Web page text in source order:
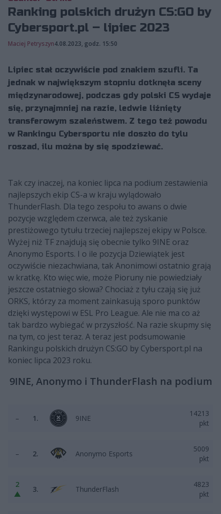
Ranking polskich drużyn CS:GO by
Cybersport.pl – lipiec 2023
Maciej Petryszyn4.08.2023, godz. 15:50
Lipiec stał oczywiście pod znakiem szufli. Ta
jednak w największym stopniu dotknęła sceny
międzynarodowej, podczas gdy polski CS wydaje
się, przynajmniej na razie, ledwie liźnięty
transferowym szaleństwem. Z tego też powodu
w Rankingu Cybersportu nie doszło do tylu
roszad, ilu można by się spodziewać.
Tak czy inaczej, na koniec lipca na podium zestawienia
najlepszych ekip CS-a w kraju wylądowało
ThunderFlash. Dla tego zespołu to awans o dwie
pozycje względem czerwca, ale też zyskanie
prestiżowego tytułu trzeciej najlepszej ekipy w Polsce.
Wyżej niż TF znajdują się obecnie tylko 9INE oraz
Anonymo Esports. I o ile pozycja Dziewiątek jest
oczywiście niezachwiana, tak Anonimowi ostatnio grają
w kratkę. Kto więc wie, może Pioruny nie powiedziały
jeszcze ostatniego słowa? Chociaż z tyłu czają się już
ORKS, którzy za moment zainkasują sporo punktów
dzięki występowi w ESL Pro League. Ale nie ma co aż
tak bardzo wybiegać w przyszłość. Na razie skupmy się
na tym, co jest teraz. A teraz jest podsumowanie
Rankingu polskich drużyn CS:GO by Cybersport.pl na
koniec lipca 2023 roku.
9INE, Anonymo i ThunderFlash na podium
– 1. 9INE
14213
pkt
– 2. Anonymo Esports
5009
pkt
2
▲
3. ThunderFlash
4823
pkt